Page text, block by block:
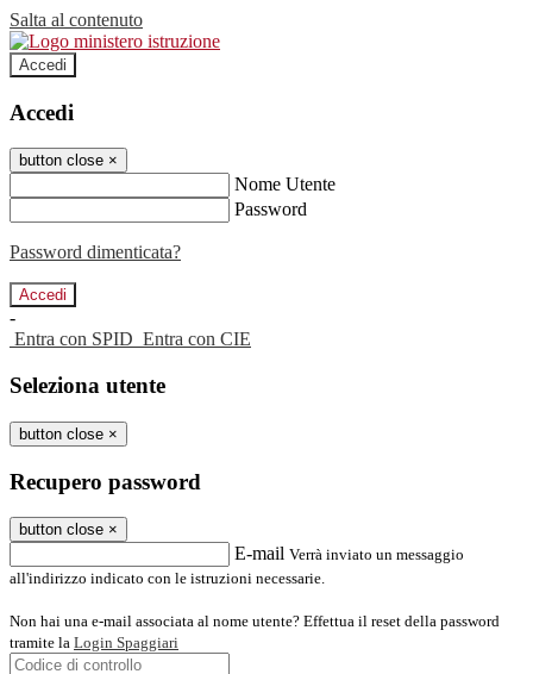
Salta al contenuto
Accedi
Accedi
button close ×
Nome Utente
Password
Password dimenticata?
-
Entra con SPID Entra con CIE
Seleziona utente
button close ×
Recupero password
button close ×
E-mail Verrà inviato un messaggio
all'indirizzo indicato con le istruzioni necessarie.
Non hai una e-mail associata al nome utente? Effettua il reset della password
tramite la Login Spaggiari